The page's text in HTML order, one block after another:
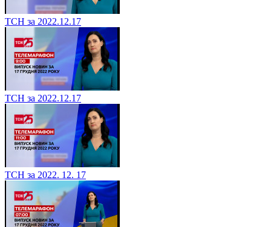
ТСН за 2022.12.17
ТСН за 2022.12.17
ТСН за 2022. 12. 17